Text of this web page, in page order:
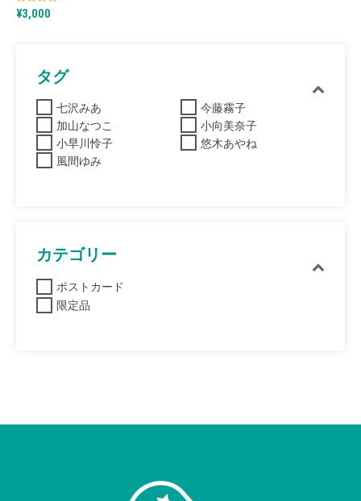
タグ
七沢みあ
今藤霧子
加山なつこ
小向美奈子
小早川怜子
悠木あやね
風間ゆみ
カテゴリー
ポストカード
限定品
5段階中
5.00
¥3,000